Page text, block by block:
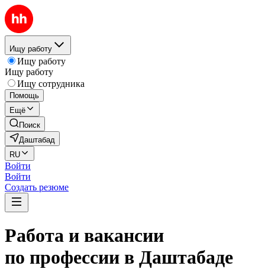
Ищу работу
Ищу работу
Ищу работу
Ищу сотрудника
Помощь
Ещё
Поиск
Даштабад
RU
Войти
Войти
Создать резюме
Работа и вакансии
по профессии в Даштабаде